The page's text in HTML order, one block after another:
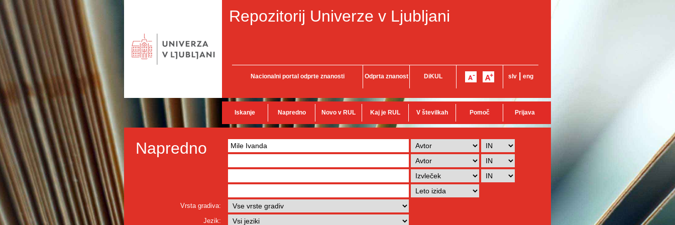
Repozitorij Univerze v Ljubljani
Nacionalni portal odprte znanosti Odprta znanost DiKUL slv eng
Iskanje Napredno Novo v RUL Kaj je RUL V številkah Pomoč Prijava
Napredno
Vrsta gradiva:
Jezik: